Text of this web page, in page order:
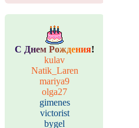
С Днем Рождения!
kulav
Natik_Laren
mariya9
olga27
gimenes
victorist
bygel